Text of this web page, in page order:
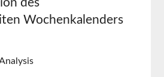
des
Wochenkalenders